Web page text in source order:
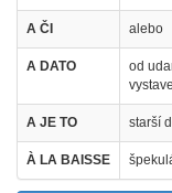
A ČI alebo
A DATO
od
A JE TO starší
À LA BAISSE